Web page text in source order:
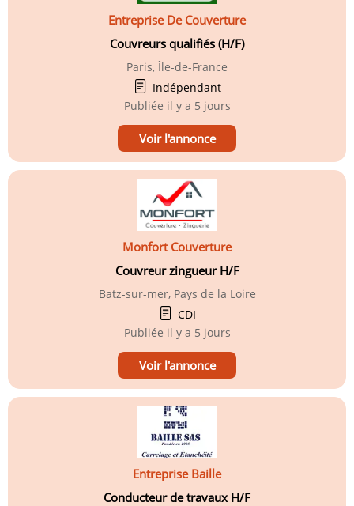
Entreprise De Couverture
Couvreurs qualifiés (H/F)
Paris, Île-de-France
Indépendant
Publiée il y a 5 jours
Voir l'annonce
Monfort Couverture
Couvreur zingueur H/F
Batz-sur-mer, Pays de la Loire
CDI
Publiée il y a 5 jours
Voir l'annonce
Entreprise Baille
Conducteur de travaux H/F